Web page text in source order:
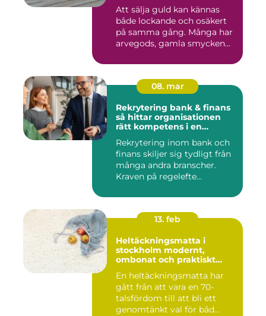
Att sälja guld kan kännas
både lockande och osäkert
på samma gång. Många har
arvegods, gamla smycken...
08. mar
Rekrytering bank & finans
så hittar organisationen
rätt kompetens i en
Rekrytering inom bank och
finans skiljer sig tydligt från
många andra branscher.
Kraven på regelefte...
13. feb
Heltäckningsmatta i
stockholm modernt,
ombonat och praktiskt
En heltäckningsmatta har
gått från att vara en 70-
talsfördom till att bli ett
genomtänkt val för båd...